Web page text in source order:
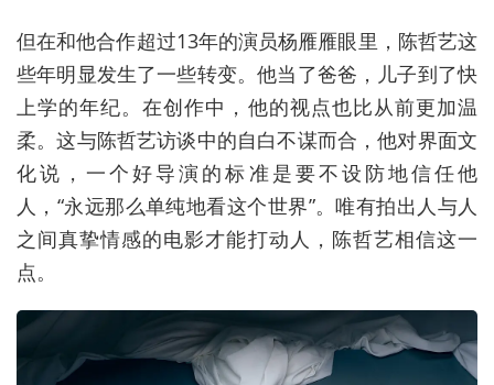
但在和他合作超过13年的演员杨雁雁眼里，陈哲艺这
些年明显发生了一些转变。他当了爸爸，儿子到了快
上学的年纪。在创作中，他的视点也比从前更加温
柔。这与陈哲艺访谈中的自白不谋而合，他对界面文
化说，一个好导演的标准是要不设防地信任他
人，“永远那么单纯地看这个世界”。唯有拍出人与人
之间真挚情感的电影才能打动人，陈哲艺相信这一
点。